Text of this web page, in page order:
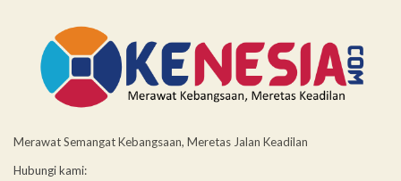
Merawat Semangat Kebangsaan, Meretas Jalan Keadilan
Hubungi kami: